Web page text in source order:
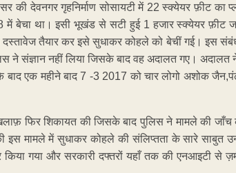
की देवनगर गृहनिर्माण सोसायटी में 22 स्क्येयर फ़ीट का
में बेचा था। इसी भूखंड से सटी हुई 1 हजार स्क्येयर फ़ीट
दस्तावेज तैयार कर इसे सुधाकर कोहले को बेचीं गई। इस
ने संज्ञान नहीं लिया जिसके बाद वह अदालत गए। अदालत
एक महीने बाद 7 -3 2017 को चार लोगो अशोक
फिर शिकायत की जिसके बाद पुलिस ने मामले की जाँच
इस मामले में सुधाकर कोहले की संलिप्तता के सारे साबुत
गया और सरकारी दफ्तरों यहाँ तक की एनआइटी से